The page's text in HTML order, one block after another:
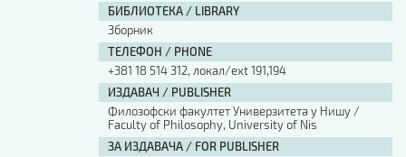
АУТОР / AUTHOR
БИБЛИОТЕКА / LIBRARY
Зборник
ТЕЛЕФОН / PHONE
+381 18 514 312, локал/ext 191,194
ИЗДАВАЧ / PUBLISHER
Филозофски факултет Универзитета у Нишу /
Faculty of Philosophy, University of Nis
ЗА ИЗДАВАЧА / FOR PUBLISHER